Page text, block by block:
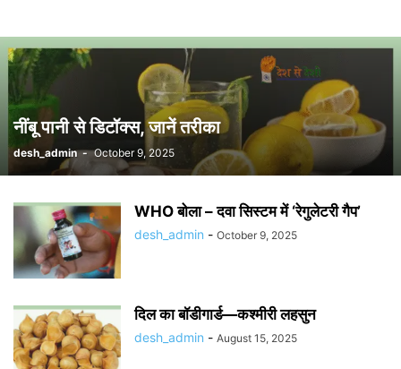
नींबू पानी से डिटॉक्स, जानें तरीका
desh_admin - October 9, 2025
WHO बोला – दवा सिस्टम में ‘रेगुलेटरी गैप’
desh_admin - October 9, 2025
दिल का बॉडीगार्ड—कश्मीरी लहसुन
desh_admin - August 15, 2025